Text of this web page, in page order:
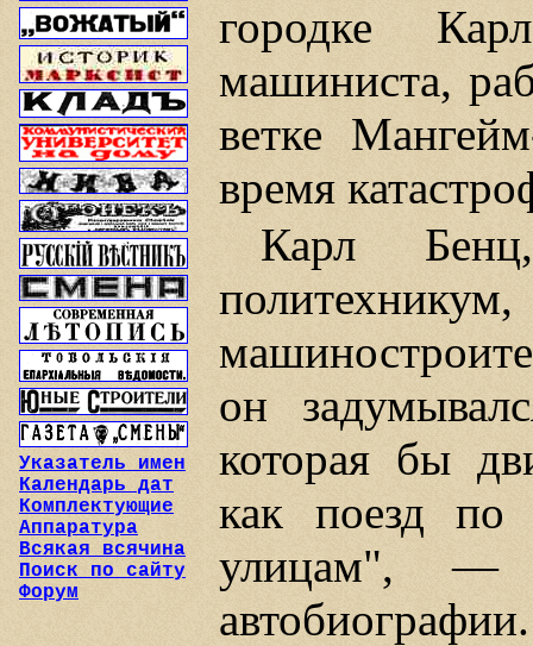
Указатель имен
Календарь дат
Комплектующие
Аппаратура
Всякая всячина
Поиск по сайту
Форум
городке
машиниста,
ветке
время
Карл
он
которая бы
как поезд
улицам",